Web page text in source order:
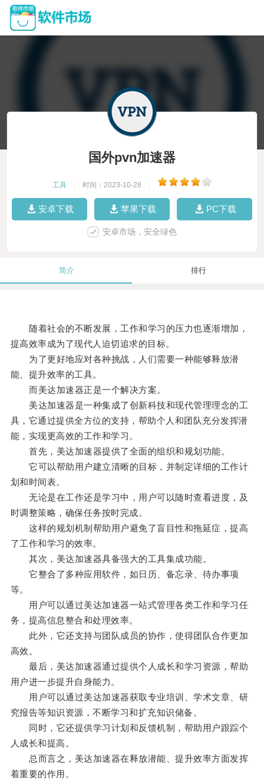
国外pvn加速器
工具 时间：2023-10-28
安卓下载 苹果下载 PC下载
安卓市场，安全绿色
简介 排行
随着社会的不断发展，工作和学习的压力也逐渐增加，
提高效率成为了现代人迫切追求的目标。
为了更好地应对各种挑战，人们需要一种能够释放潜
能、提升效率的工具。
而美达加速器正是一个解决方案。
美达加速器是一种集成了创新科技和现代管理理念的工
具，它通过提供全方位的支持，帮助个人和团队充分发挥潜
能，实现更高效的工作和学习。
首先，美达加速器提供了全面的组织和规划功能。
它可以帮助用户建立清晰的目标，并制定详细的工作计
划和时间表。
无论是在工作还是学习中，用户可以随时查看进度，及
时调整策略，确保任务按时完成。
这样的规划机制帮助用户避免了盲目性和拖延症，提高
了工作和学习的效率。
其次，美达加速器具备强大的工具集成功能。
它整合了多种应用软件，如日历、备忘录、待办事项
等。
用户可以通过美达加速器一站式管理各类工作和学习任
务，提高信息整合和处理效率。
此外，它还支持与团队成员的协作，使得团队合作更加
高效。
最后，美达加速器通过提供个人成长和学习资源，帮助
用户进一步提升自身能力。
用户可以通过美达加速器获取专业培训、学术文章、研
究报告等知识资源，不断学习和扩充知识储备。
同时，它还提供学习计划和反馈机制，帮助用户跟踪个
人成长和提高。
总而言之，美达加速器在释放潜能、提升效率方面发挥
着重要的作用。